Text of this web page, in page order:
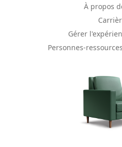
À propos
Gérer
Personnes-